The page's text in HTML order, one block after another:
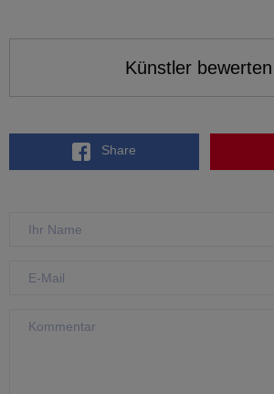
Künstler bewerten
Share